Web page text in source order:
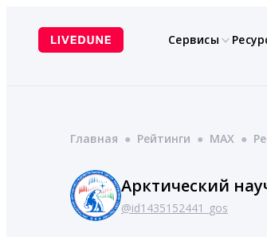
содержимому
Сервисы
Главная ● Рейтинги ● MAX ●
Арктический
@id1435152441_gos